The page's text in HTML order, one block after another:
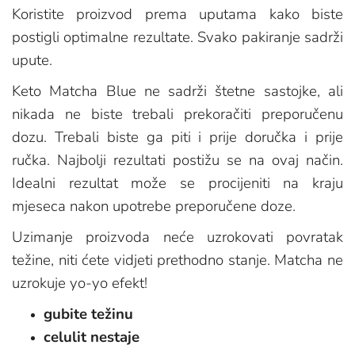
Koristite proizvod prema uputama kako biste
postigli optimalne rezultate. Svako pakiranje sadrži
upute.
Keto Matcha Blue ne sadrži štetne sastojke, ali
nikada ne biste trebali prekoračiti preporučenu
dozu. Trebali biste ga piti i prije doručka i prije
ručka. Najbolji rezultati postižu se na ovaj način.
Idealni rezultat može se procijeniti na kraju
mjeseca nakon upotrebe preporučene doze.
Uzimanje proizvoda neće uzrokovati povratak
težine, niti ćete vidjeti prethodno stanje. Matcha ne
uzrokuje yo-yo efekt!
gubite težinu
celulit nestaje